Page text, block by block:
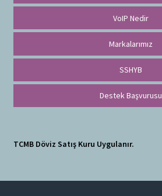
VoIP Nedir
Markalarımız
SSHYB
Destek Başvurusu
TCMB Döviz Satış Kuru Uygulanır.